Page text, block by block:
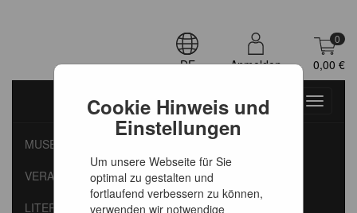
Cookie Hinweis und
Einstellungen
Um unsere Webseite für Sie
optimal zu gestalten und
fortlaufend verbessern zu können,
verwenden wir notwendige
DE Anmelden
0
0,00 €
Toggle
MUSEUM
VERANSTALTUNGEN
LITERATUR